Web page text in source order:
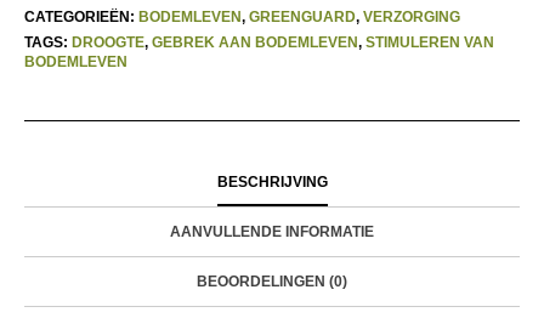
CATEGORIEËN: BODEMLEVEN, GREENGUARD, VERZORGING
TAGS: DROOGTE, GEBREK AAN BODEMLEVEN, STIMULEREN VAN
BODEMLEVEN
BESCHRIJVING
AANVULLENDE INFORMATIE
BEOORDELINGEN (0)